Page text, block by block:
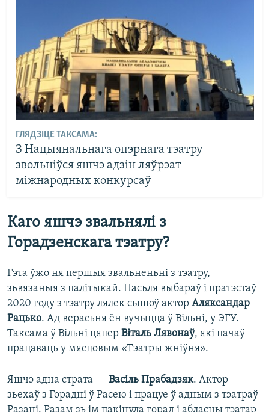
ГЛЯДЗІЦЕ ТАКСАМА:
З Нацыянальнага опэрнага тэатру
звольніўся яшчэ адзін ляўрэат
міжнародных конкурсаў
Каго яшчэ звальнялі з
Горадзенскага тэатру?
Гэта ўжо ня першыя звальненьні з тэатру,
зьвязаныя з палітыкай. Пасьля выбараў і пратэстаў
2020 году з тэатру лялек сышоў актор Аляксандар
Рацько. Ад верасьня ён вучыцца ў Вільні, у ЭГУ.
Таксама ў Вільні цяпер Віталь Лявонаў, які пачаў
працаваць у мясцовым «Тэатры жніўня».
Яшчэ адна страта — Васіль Прабадзяк. Актор
зьехаў з Горадні ў Расею і працуе ў адным з тэатраў